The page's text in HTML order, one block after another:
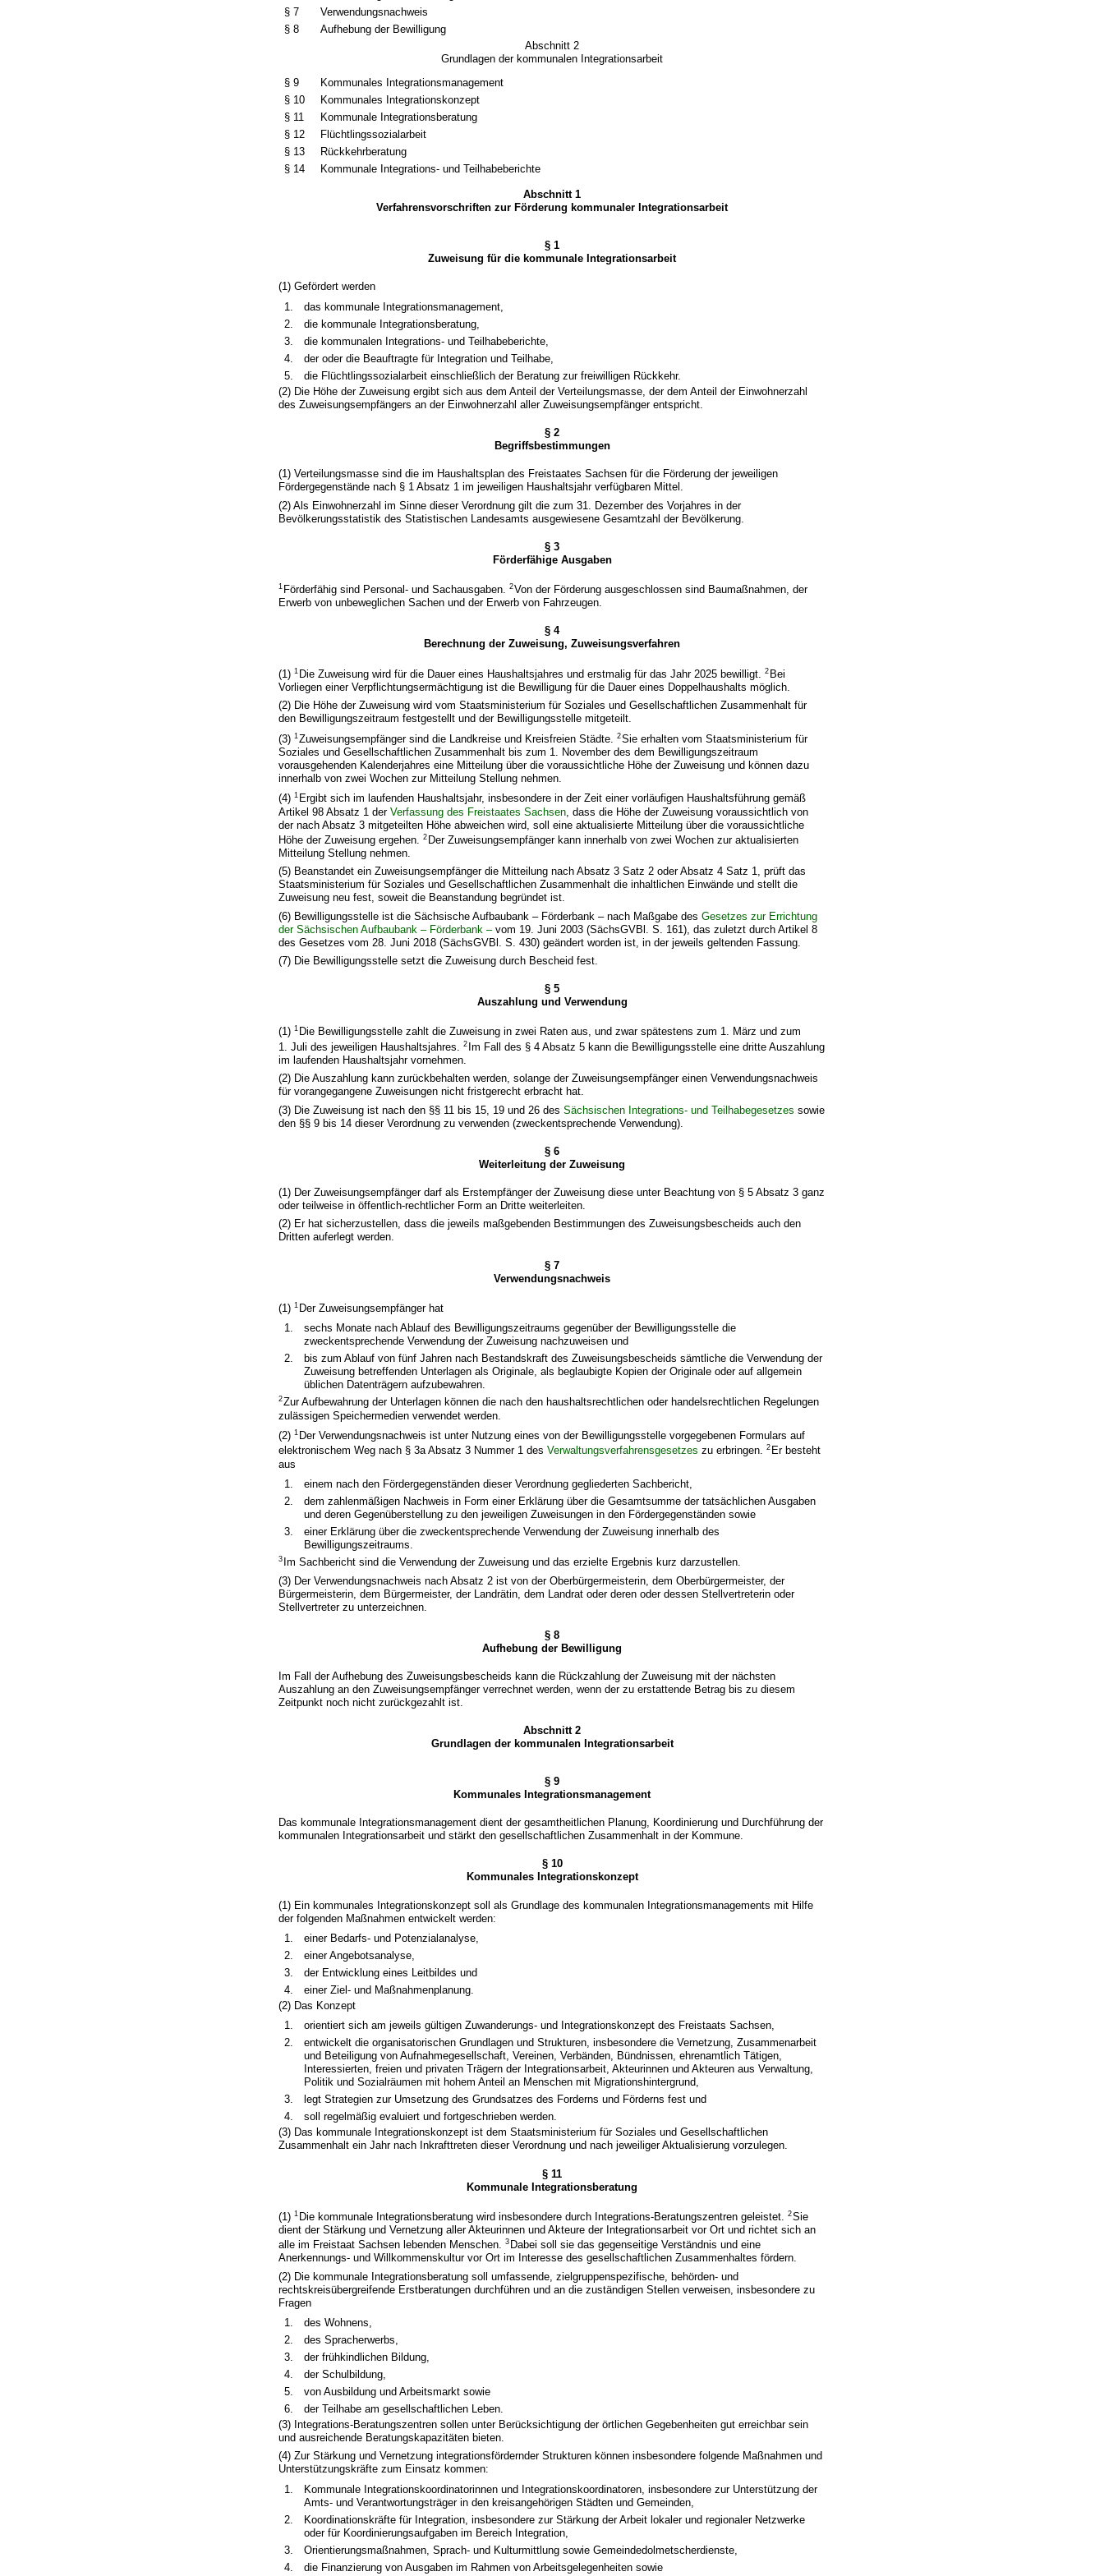
§ 7
Verwendungsnachweis
§ 8
Aufhebung der Bewilligung
Abschnitt 2
Grundlagen der kommunalen Integrationsarbeit
§ 9
Kommunales Integrationsmanagement
§ 10
Kommunales Integrationskonzept
§ 11
Kommunale Integrationsberatung
§ 12
Flüchtlingssozialarbeit
§ 13
Rückkehrberatung
§ 14
Kommunale Integrations- und Teilhabeberichte
Abschnitt 1
Verfahrensvorschriften zur Förderung kommunaler Integrationsarbeit
§ 1
Zuweisung für die kommunale Integrationsarbeit
(1) Gefördert werden
1.
das kommunale Integrationsmanagement,
2.
die kommunale Integrationsberatung,
3.
die kommunalen Integrations- und Teilhabeberichte,
4.
der oder die Beauftragte für Integration und Teilhabe,
5.
die Flüchtlingssozialarbeit einschließlich der Beratung zur freiwilligen Rückkehr.
(2) Die Höhe der Zuweisung ergibt sich aus dem Anteil der Verteilungsmasse, der dem Anteil der Einwohnerzahl
des Zuweisungsempfängers an der Einwohnerzahl aller Zuweisungsempfänger entspricht.
§ 2
Begriffsbestimmungen
(1) Verteilungsmasse sind die im Haushaltsplan des Freistaates Sachsen für die Förderung der jeweiligen
Fördergegenstände nach § 1 Absatz 1 im jeweiligen Haushaltsjahr verfügbaren Mittel.
(2) Als Einwohnerzahl im Sinne dieser Verordnung gilt die zum 31. Dezember des Vorjahres in der
Bevölkerungsstatistik des Statistischen Landesamts ausgewiesene Gesamtzahl der Bevölkerung.
§ 3
Förderfähige Ausgaben
1 Förderfähig sind Personal- und Sachausgaben.2Von der Förderung ausgeschlossen sind Baumaßnahmen, der
Erwerb von unbeweglichen Sachen und der Erwerb von Fahrzeugen.
§ 4
Berechnung der Zuweisung, Zuweisungsverfahren
(1)1 Die Zuweisung wird für die Dauer eines Haushaltsjahres und erstmalig für das Jahr 2025 bewilligt.2 Bei
Vorliegen einer Verpflichtungsermächtigung ist die Bewilligung für die Dauer eines Doppelhaushalts möglich.
(2) Die Höhe der Zuweisung wird vom Staatsministerium für Soziales und Gesellschaftlichen Zusammenhalt für
den Bewilligungszeitraum festgestellt und der Bewilligungsstelle mitgeteilt.
(3)1 Zuweisungsempfänger sind die Landkreise und Kreisfreien Städte.2Sie erhalten vom Staatsministerium für
Soziales und Gesellschaftlichen Zusammenhalt bis zum 1. November des dem Bewilligungszeitraum
vorausgehenden Kalenderjahres eine Mitteilung über die voraussichtliche Höhe der Zuweisung und können dazu
innerhalb von zwei Wochen zur Mitteilung Stellung nehmen.
(4)1 Ergibt sich im laufenden Haushaltsjahr, insbesondere in der Zeit einer vorläufigen Haushaltsführung gemäß
Artikel 98 Absatz 1 derVerfassung des Freistaates Sachsen , dass die Höhe der Zuweisung voraussichtlich von
der nach Absatz 3 mitgeteilten Höhe abweichen wird, soll eine aktualisierte Mitteilung über die voraussichtliche
Höhe der Zuweisung ergehen.2 Der Zuweisungsempfänger kann innerhalb von zwei Wochen zur aktualisierten
Mitteilung Stellung nehmen.
(5) Beanstandet ein Zuweisungsempfänger die Mitteilung nach Absatz 3 Satz 2 oder Absatz 4 Satz 1, prüft das
Staatsministerium für Soziales und Gesellschaftlichen Zusammenhalt die inhaltlichen Einwände und stellt die
Zuweisung neu fest, soweit die Beanstandung begründet ist.
(6) Bewilligungsstelle ist die Sächsische Aufbaubank – Förderbank – nach Maßgabe desGesetzes zur Errichtung
der Sächsischen Aufbaubank – Förderbank –vom 19. Juni 2003 (SächsGVBl. S. 161), das zuletzt durch Artikel 8
des Gesetzes vom 28. Juni 2018 (SächsGVBl. S. 430) geändert worden ist, in der jeweils geltenden Fassung.
(7) Die Bewilligungsstelle setzt die Zuweisung durch Bescheid fest.
§ 5
Auszahlung und Verwendung
(1)1 Die Bewilligungsstelle zahlt die Zuweisung in zwei Raten aus, und zwar spätestens zum 1. März und zum
1. Juli des jeweiligen Haushaltsjahres.2 Im Fall des § 4 Absatz 5 kann die Bewilligungsstelle eine dritte Auszahlung
im laufenden Haushaltsjahr vornehmen.
(2) Die Auszahlung kann zurückbehalten werden, solange der Zuweisungsempfänger einen Verwendungsnachweis
für vorangegangene Zuweisungen nicht fristgerecht erbracht hat.
(3) Die Zuweisung ist nach den §§ 11 bis 15, 19 und 26 desSächsischen Integrations- und Teilhabegesetzes sowie
den §§ 9 bis 14 dieser Verordnung zu verwenden (zweckentsprechende Verwendung).
§ 6
Weiterleitung der Zuweisung
(1) Der Zuweisungsempfänger darf als Erstempfänger der Zuweisung diese unter Beachtung von § 5 Absatz 3 ganz
oder teilweise in öffentlich-rechtlicher Form an Dritte weiterleiten.
(2) Er hat sicherzustellen, dass die jeweils maßgebenden Bestimmungen des Zuweisungsbescheids auch den
Dritten auferlegt werden.
§ 7
Verwendungsnachweis
(1)1 Der Zuweisungsempfänger hat
1.
sechs Monate nach Ablauf des Bewilligungszeitraums gegenüber der Bewilligungsstelle die
zweckentsprechende Verwendung der Zuweisung nachzuweisen und
2.
bis zum Ablauf von fünf Jahren nach Bestandskraft des Zuweisungsbescheids sämtliche die Verwendung der
Zuweisung betreffenden Unterlagen als Originale, als beglaubigte Kopien der Originale oder auf allgemein
üblichen Datenträgern aufzubewahren.
2Zur Aufbewahrung der Unterlagen können die nach den haushaltsrechtlichen oder handelsrechtlichen Regelungen
zulässigen Speichermedien verwendet werden.
(2)1 Der Verwendungsnachweis ist unter Nutzung eines von der Bewilligungsstelle vorgegebenen Formulars auf
elektronischem Weg nach § 3a Absatz 3 Nummer 1 desVerwaltungsverfahrensgesetzes zu erbringen.2 Er besteht
aus
1.
einem nach den Fördergegenständen dieser Verordnung gegliederten Sachbericht,
2.
dem zahlenmäßigen Nachweis in Form einer Erklärung über die Gesamtsumme der tatsächlichen Ausgaben
und deren Gegenüberstellung zu den jeweiligen Zuweisungen in den Fördergegenständen sowie
3.
einer Erklärung über die zweckentsprechende Verwendung der Zuweisung innerhalb des
Bewilligungszeitraums.
3 Im Sachbericht sind die Verwendung der Zuweisung und das erzielte Ergebnis kurz darzustellen.
(3) Der Verwendungsnachweis nach Absatz 2 ist von der Oberbürgermeisterin, dem Oberbürgermeister, der
Bürgermeisterin, dem Bürgermeister, der Landrätin, dem Landrat oder deren oder dessen Stellvertreterin oder
Stellvertreter zu unterzeichnen.
§ 8
Aufhebung der Bewilligung
Im Fall der Aufhebung des Zuweisungsbescheids kann die Rückzahlung der Zuweisung mit der nächsten
Auszahlung an den Zuweisungsempfänger verrechnet werden, wenn der zu erstattende Betrag bis zu diesem
Zeitpunkt noch nicht zurückgezahlt ist.
Abschnitt 2
Grundlagen der kommunalen Integrationsarbeit
§ 9
Kommunales Integrationsmanagement
Das kommunale Integrationsmanagement dient der gesamtheitlichen Planung, Koordinierung und Durchführung der
kommunalen Integrationsarbeit und stärkt den gesellschaftlichen Zusammenhalt in der Kommune.
§ 10
Kommunales Integrationskonzept
(1) Ein kommunales Integrationskonzept soll als Grundlage des kommunalen Integrationsmanagements mit Hilfe
der folgenden Maßnahmen entwickelt werden:
1.
einer Bedarfs- und Potenzialanalyse,
2.
einer Angebotsanalyse,
3.
der Entwicklung eines Leitbildes und
4.
einer Ziel- und Maßnahmenplanung.
(2) Das Konzept
1.
orientiert sich am jeweils gültigen Zuwanderungs- und Integrationskonzept des Freistaats Sachsen,
2.
entwickelt die organisatorischen Grundlagen und Strukturen, insbesondere die Vernetzung, Zusammenarbeit
und Beteiligung von Aufnahmegesellschaft, Vereinen, Verbänden, Bündnissen, ehrenamtlich Tätigen,
Interessierten, freien und privaten Trägern der Integrationsarbeit, Akteurinnen und Akteuren aus Verwaltung,
Politik und Sozialräumen mit hohem Anteil an Menschen mit Migrationshintergrund,
3.
legt Strategien zur Umsetzung des Grundsatzes des Forderns und Förderns fest und
4.
soll regelmäßig evaluiert und fortgeschrieben werden.
(3) Das kommunale Integrationskonzept ist dem Staatsministerium für Soziales und Gesellschaftlichen
Zusammenhalt ein Jahr nach Inkrafttreten dieser Verordnung und nach jeweiliger Aktualisierung vorzulegen.
§ 11
Kommunale Integrationsberatung
(1)1 Die kommunale Integrationsberatung wird insbesondere durch Integrations-Beratungszentren geleistet.2Sie
dient der Stärkung und Vernetzung aller Akteurinnen und Akteure der Integrationsarbeit vor Ort und richtet sich an
alle im Freistaat Sachsen lebenden Menschen.3 Dabei soll sie das gegenseitige Verständnis und eine
Anerkennungs- und Willkommenskultur vor Ort im Interesse des gesellschaftlichen Zusammenhaltes fördern.
(2) Die kommunale Integrationsberatung soll umfassende, zielgruppenspezifische, behörden- und
rechtskreisübergreifende Erstberatungen durchführen und an die zuständigen Stellen verweisen, insbesondere zu
Fragen
1.
des Wohnens,
2.
des Spracherwerbs,
3.
der frühkindlichen Bildung,
4.
der Schulbildung,
5.
von Ausbildung und Arbeitsmarkt sowie
6.
der Teilhabe am gesellschaftlichen Leben.
(3) Integrations-Beratungszentren sollen unter Berücksichtigung der örtlichen Gegebenheiten gut erreichbar sein
und ausreichende Beratungskapazitäten bieten.
(4) Zur Stärkung und Vernetzung integrationsfördernder Strukturen können insbesondere folgende Maßnahmen und
Unterstützungskräfte zum Einsatz kommen:
1.
Kommunale Integrationskoordinatorinnen und Integrationskoordinatoren, insbesondere zur Unterstützung der
Amts- und Verantwortungsträger in den kreisangehörigen Städten und Gemeinden,
2.
Koordinationskräfte für Integration, insbesondere zur Stärkung der Arbeit lokaler und regionaler Netzwerke
oder für Koordinierungsaufgaben im Bereich Integration,
3.
Orientierungsmaßnahmen, Sprach- und Kulturmittlung sowie Gemeindedolmetscherdienste,
4.
die Finanzierung von Ausgaben im Rahmen von Arbeitsgelegenheiten sowie